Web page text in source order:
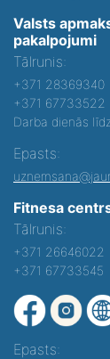
Valsts
pakalpojumi
Tālrunis:
+371 28369340
+371 67733522
Darba dienās
Epasts:
Fitnesa
Tālrunis:
+371 26646022
+371 67733545
Epasts: